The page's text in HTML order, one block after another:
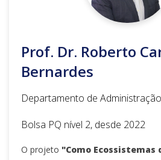
Prof. Dr. Roberto
Bernardes
Departamento de Administração
Bolsa PQ nível 2, desde 2022
O projeto "Como